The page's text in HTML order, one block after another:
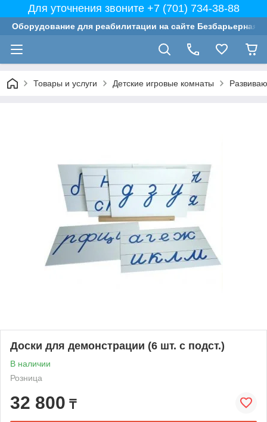
Для уточнения звоните +7 (701) 734-38-88
Оборудование для реабилитации на сайте Безбарьерная
Товары и услуги Детские игровые комнаты
Доски для демонстрации (6 шт. с подст.)
В наличии
Розница
32 800 ₸